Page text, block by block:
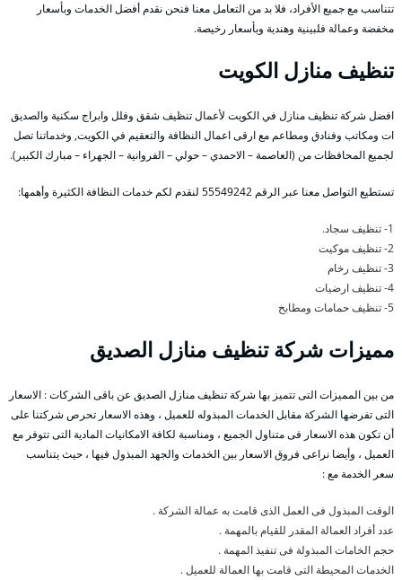
تتناسب مع جميع الأفراد، فلا بد من التعامل معنا فنحن نقدم أفضل الخدمات وبأسعار
مخفضة وعمالة فلبينية وهندية وبأسعار رخيصة.
تنظيف منازل الكويت
افضل شركة تنظيف منازل في الكويت لأعمال تنظيف شقق وفلل وابراج سكنية والصديق
ات ومكاتب وفنادق ومطاعم مع ارقى اعمال النظافة والتعقيم في الكويت, وخدماتنا تصل
لجميع المحافظات من (العاصمة – الاحمدي – حولي – الفروانية – الجهراء – مبارك الكبير).
تستطيع التواصل معنا عبر الرقم 55549242 لنقدم لكم خدمات النظافة الكثيرة وأهمها:
1- تنظيف سجاد.
2- تنظيف موكيت
3- تنظيف رخام
4- تنظيف ارضيات
5- تنظيف حمامات ومطابخ
مميزات شركة تنظيف منازل الصديق
من بين المميزات التى تتميز بها شركة تنظيف منازل الصديق عن باقى الشركات : الاسعار
التى تفرضها الشركة مقابل الخدمات المبذوله للعميل ، وهذه الاسعار تحرص شركتنا على
أن تكون هذه الاسعار فى متناول الجميع ، ومناسبة لكافة الامكانيات المادية التى تتوفر مع
العميل ، وأيضا نراعى فروق الاسعار بين الخدمات والجهد المبذول فيها ، حيث يتناسب
سعر الخدمة مع :
الوقت المبذول فى العمل الذى قامت به عمالة الشركة .
عدد أفراد العمالة المقدر للقيام بالمهمة .
حجم الخامات المبذولة فى تنفيذ المهمة .
الخدمات المحيطة التى قامت بها العمالة للعميل .